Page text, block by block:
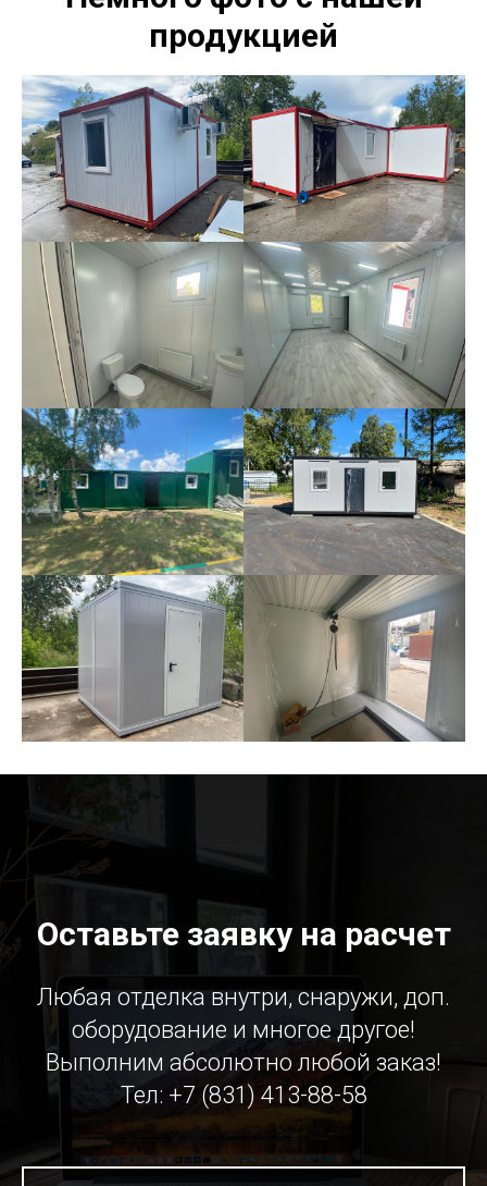
продукцией
Оставьте заявку на расчет
Любая отделка внутри, снаружи, доп.
оборудование и многое другое!
Выполним абсолютно любой заказ!
Тел: +7 (831) 413-88-58